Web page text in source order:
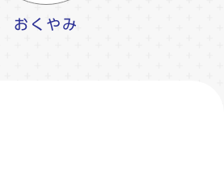
おくやみ